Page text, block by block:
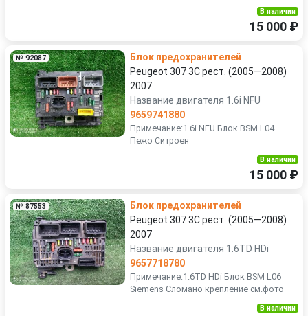
В наличии
15 000 ₽
№ 92087
Блок предохранителей
Peugeot 307 3C рест. (2005—2008)
2007
Название двигателя 1.6i NFU
9659741880
Примечание:1.6i NFU Блок BSM L04
Пежо Ситроен
В наличии
15 000 ₽
№ 87553
Блок предохранителей
Peugeot 307 3C рест. (2005—2008)
2007
Название двигателя 1.6TD HDi
9657718780
Примечание:1.6TD HDi Блок BSM L06
Siemens Сломано крепление см.фото
В наличии